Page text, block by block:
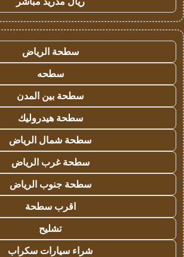
سطحة الرياض
سطحه
سطحة بين المدن
سطحة هيدروليك
سطحة شمال الرياض
سطحة غرب الرياض
سطحة جنوب الرياض
اقرب سطحة
تشليح
شراء سيارات سكراب